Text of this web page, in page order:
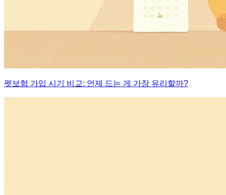
펫보험 가입 시기 비교: 언제 드는 게 가장 유리할까?